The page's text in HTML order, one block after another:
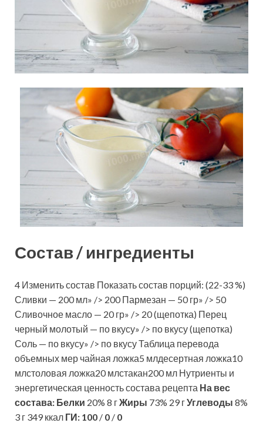
Состав / ингредиенты
4 Изменить состав Показать состав порций: (22-33 %)
Сливки — 200 мл» /> 200 Пармезан — 50 гр» /> 50
Сливочное масло — 20 гр» /> 20 (щепотка) Перец
черный молотый — по вкусу» /> по вкусу (щепотка)
Соль — по вкусу» /> по вкусу Таблица перевода
объемных мер чайная ложка5 млдесертная ложка10
млстоловая ложка20 млстакан200 мл Нутриенты и
энергетическая ценность состава рецепта На вес
состава: Белки 20% 8 гЖиры 73% 29 гУглеводы 8%
3 г 349 ккал ГИ: 100 / 0 / 0